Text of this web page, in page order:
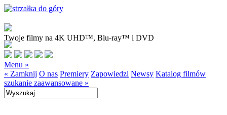
Twoje filmy na 4K UHD™, Blu-ray™ i DVD
Menu »
« Zamknij O nas Premiery Zapowiedzi Newsy Katalog filmów
szukanie zaawansowane »